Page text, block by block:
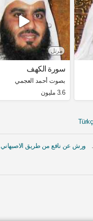
مرتل
سورة الكهف
بصوت أحمد العجمي
3.6 مليون
ورش عن نافع من طريق الاصبهاني